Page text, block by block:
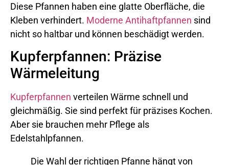
Diese Pfannen haben eine glatte Oberfläche, die
Kleben verhindert. Moderne Antihaftpfannen sind
nicht so haltbar und können beschädigt werden.
Kupferpfannen: Präzise
Wärmeleitung
Kupferpfannen verteilen Wärme schnell und
gleichmäßig. Sie sind perfekt für präzises Kochen.
Aber sie brauchen mehr Pflege als
Edelstahlpfannen.
Die Wahl der richtigen Pfanne hängt von